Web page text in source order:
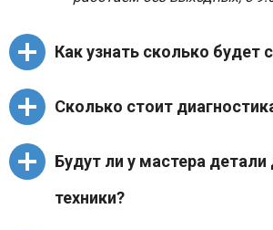
Как узнать сколько будет
цены можно посмотреть в
можно уточнить у
Если самостоятельно
Сколько стоит
бесплатна!
Будут ли у мастера
техники?